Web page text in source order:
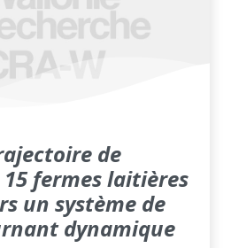
de
fermes laitières
un système de
dynamique